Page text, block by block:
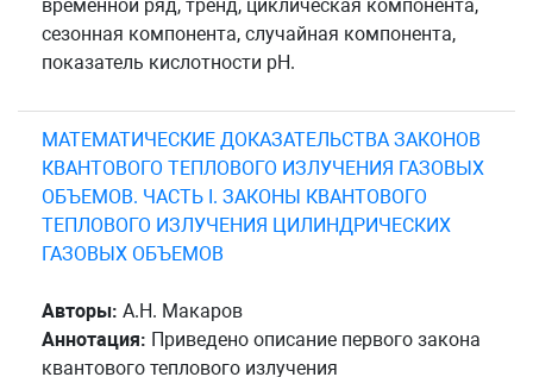
временной ряд, тренд, циклическая компонента,
сезонная компонента, случайная компонента,
показатель кислотности pH.
МАТЕМАТИЧЕСКИЕ ДОКАЗАТЕЛЬСТВА ЗАКОНОВ
КВАНТОВОГО ТЕПЛОВОГО ИЗЛУЧЕНИЯ ГАЗОВЫХ
ОБЪЕМОВ. ЧАСТЬ I. ЗАКОНЫ КВАНТОВОГО
ТЕПЛОВОГО ИЗЛУЧЕНИЯ ЦИЛИНДРИЧЕСКИХ
ГАЗОВЫХ ОБЪЕМОВ
Авторы: А.Н. Макаров
Аннотация: Приведено описание первого закона
квантового теплового излучения